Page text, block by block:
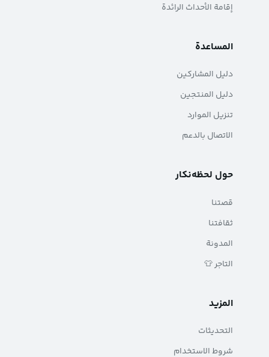
إقامة الأحداث الرائدة
المساعدة
دليل المشاركين
دليل المنتجين
تنزيل الموارد
الاتصال بالدعم
حول لحظه‌نکار
قصتنا
ثقافتنا
المدونة
التاجر 👕
المزيد
التحديثات
شروط الاستخدام